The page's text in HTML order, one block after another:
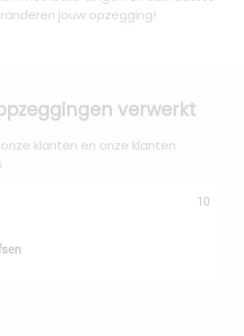
jouw opzegging!
verwerkt
klanten en onze klanten
10